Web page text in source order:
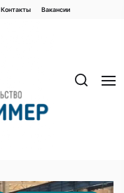
Контaкты Вакaнсии